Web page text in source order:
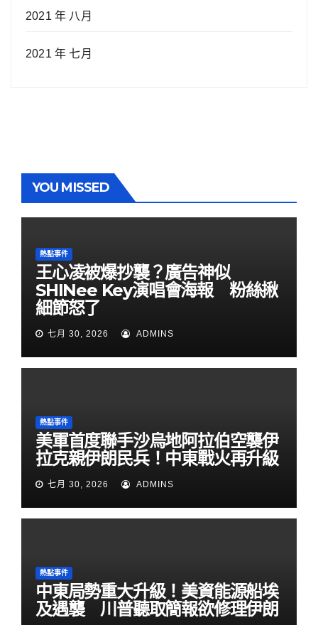
2021 年 八月
2021 年 七月
YOU MISSED
熱點事件
王心凌被爆抄襲？廣告神似
SHINee Key演唱會海報 粉絲揪
細節怒了
七月 30, 2026 ADMINS
熱點事件
美軍首度聯手沙烏地阿拉伯空襲伊
拉克親伊朗民兵！中東戰火再升級
七月 30, 2026 ADMINS
熱點事件
中東局勢重大升級！美資能源船埃
及遇襲 川普聽取簡報欲修理伊朗